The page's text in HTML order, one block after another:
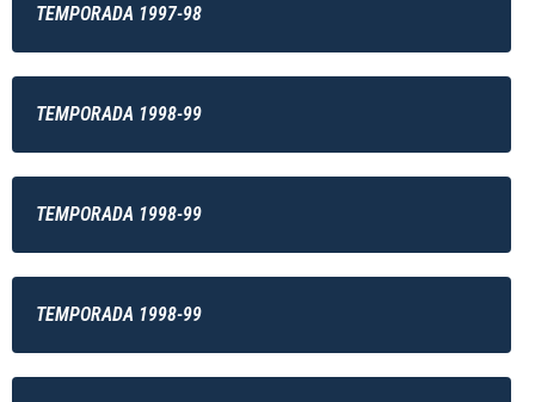
TEMPORADA 1997-98
TEMPORADA 1998-99
TEMPORADA 1998-99
TEMPORADA 1998-99